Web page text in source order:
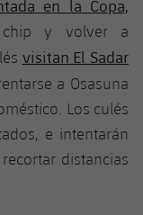
en la Copa,
y volver a
visitan El Sadar
a Osasuna
Los culés
e intentarán
distancias